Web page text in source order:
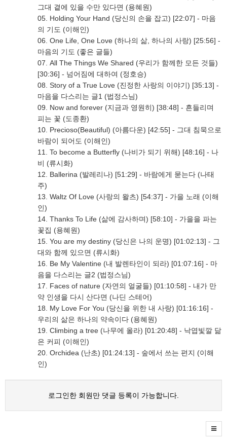
그대 곁에 있을 수만 있다면 (용혜원)
05. Holding Your Hand (당신의 손을 잡고) [22:07] - 마음
의 기도 (이해인)
06. One Life, One Love (하나의 삶, 하나의 사랑) [25:56] -
마음의 기도 (좋은 글들)
07. All The Things We Shared (우리가 함께한 모든 것들)
[30:36] - 넘어짐에 대하여 (정호승)
08. Story of a True Love (진정한 사랑의 이야기) [35:13] -
마음을 다스리는 글1 (법정스님)
09. Now and forever (지금과 영원히) [38:48] - 흔들리며
피는 꽃 (도종환)
10. Precioso(Beautiful) (아름다운) [42:55] - 그대 침묵으로
바람이 되어도 (이해인)
11. To become a Butterfly (나비가 되기 위해) [48:16] - 나
비 (류시화)
12. Ballerina (발레리나) [51:29] - 바람에게 묻는다 (나태
주)
13. Waltz Of Love (사랑의 왈츠) [54:37] - 가을 노래 (이해
인)
14. Thanks To Life (삶에 감사하며) [58:10] - 가을을 파는
꽃집 (용혜원)
15. You are my destiny (당신은 나의 운명) [01:02:13] - 그
대와 함께 있으면 (류시화)
16. Be My Valentine (내 발렌타인이 되라) [01:07:16] - 마
음을 다스리는 글2 (법정스님)
17. Faces of nature (자연의 얼굴들) [01:10:58] - 내가 만
약 인생을 다시 산다면 (나딘 스테어)
18. My Love For You (당신을 위한 내 사랑) [01:16:16] -
우리의 삶은 하나의 약속이다 (용혜원)
19. Climbing a tree (나무에 올라) [01:20:48] - 낙엽빛깔 닮
은 커피 (이해인)
20. Orchidea (난초) [01:24:13] - 숲에서 쓰는 편지 (이해
인)
로그인한 회원만 댓글 등록이 가능합니다.